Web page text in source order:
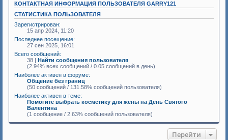
КОНТАКТНАЯ ИНФОРМАЦИЯ ПОЛЬЗОВАТЕЛЯ GARRY121
СТАТИСТИКА ПОЛЬЗОВАТЕЛЯ
Зарегистрирован:
15 апр 2024, 11:20
Последнее посещение:
27 сен 2025, 16:01
Всего сообщений:
38 | Найти сообщения пользователя
(2.94% всех сообщений / 0.05 сообщений в день)
Наиболее активен в форуме:
Общение без границ
(50 сообщений / 131.58% сообщений пользователя)
Наиболее активен в теме:
Помогите выбрать косметику для жены на День Святого
Валентина
(1 сообщение / 2.63% сообщений пользователя)
Перейти